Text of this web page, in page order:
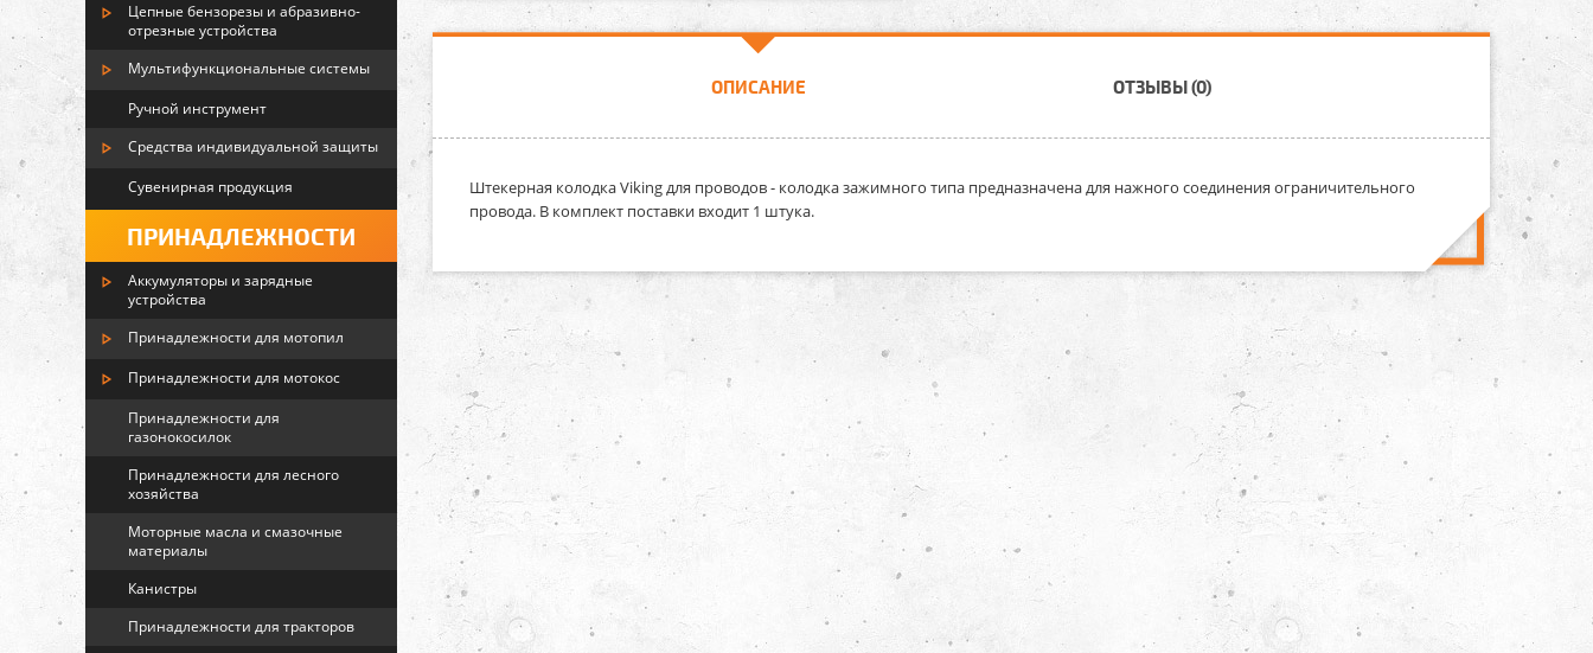
Цепные бензорезы и абразивно-
отрезные устройства
Мультифункциональные системы
Ручной инструмент
Средства индивидуальной защиты
Сувенирная продукция
ПРИНАДЛЕЖНОСТИ
Аккумуляторы и зарядные
устройства
Принадлежности для мотопил
Принадлежности для мотокос
Принадлежности для
газонокосилок
Принадлежности для лесного
хозяйства
Моторные масла и смазочные
материалы
Канистры
Принадлежности для тракторов
ОПИСАНИЕ ОТЗЫВЫ (0)
Штекерная колодка Viking для проводов- колодка зажимного типа предназначена для нажного соединения ограничительного
провода. В комплект поставки входит 1 штука.